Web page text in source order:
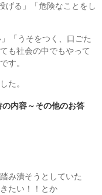
げる」「危険なことをし
「うそをつく、口ごた
も社会の中でもやって
す。
た。
内容～その他のお答
み潰そうとしていた
たい！！とか